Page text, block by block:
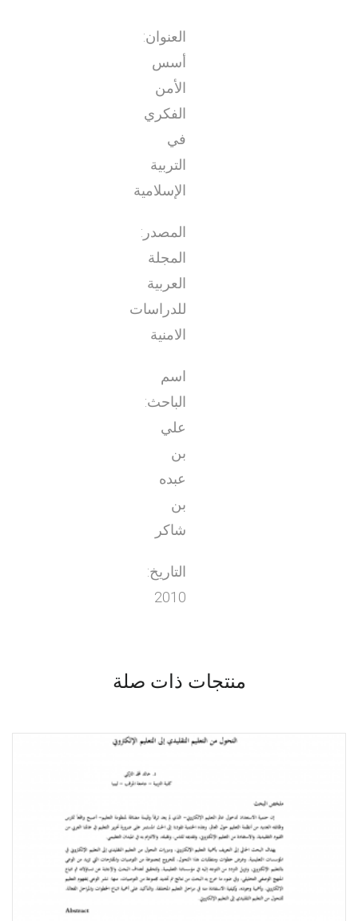
العنوان:
أسس
الأمن
الفكري
في
التربية
الإسلامية
المصدر:
المجلة
العربية
للدراسات
الامنية
اسم
الباحث:
علي
بن
عبده
بن
شاكر
التاريخ:
2010
منتجات ذات صلة